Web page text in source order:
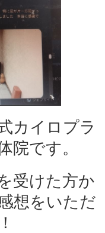
カイロプラ
院です。
受けた方か
想をいただ